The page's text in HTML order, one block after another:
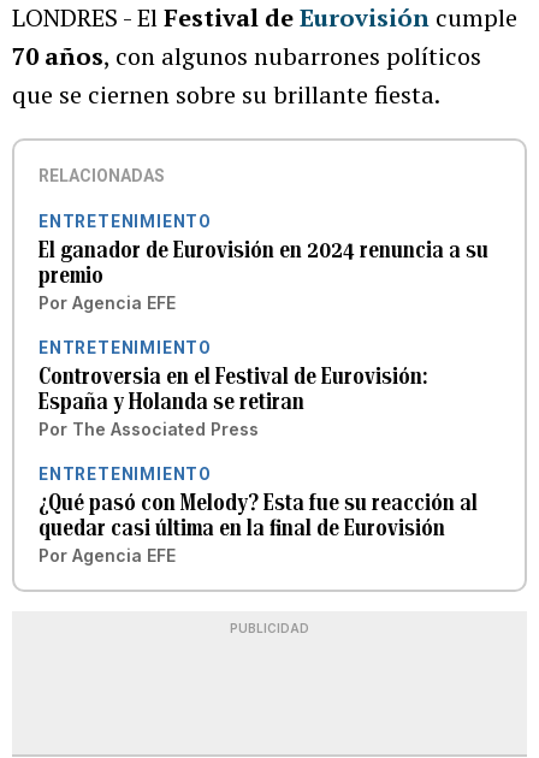
LONDRES - ElFestival deEurovisión cumple
70 años, con algunos nubarrones políticos
que se ciernen sobre su brillante fiesta.
RELACIONADAS
ENTRETENIMIENTO
El ganador de Eurovisión en 2024 renuncia a su
premio
Por Agencia EFE
ENTRETENIMIENTO
Controversia en el Festival de Eurovisión:
España y Holanda se retiran
Por The Associated Press
ENTRETENIMIENTO
¿Qué pasó con Melody? Esta fue su reacción al
quedar casi última en la final de Eurovisión
Por Agencia EFE
PUBLICIDAD